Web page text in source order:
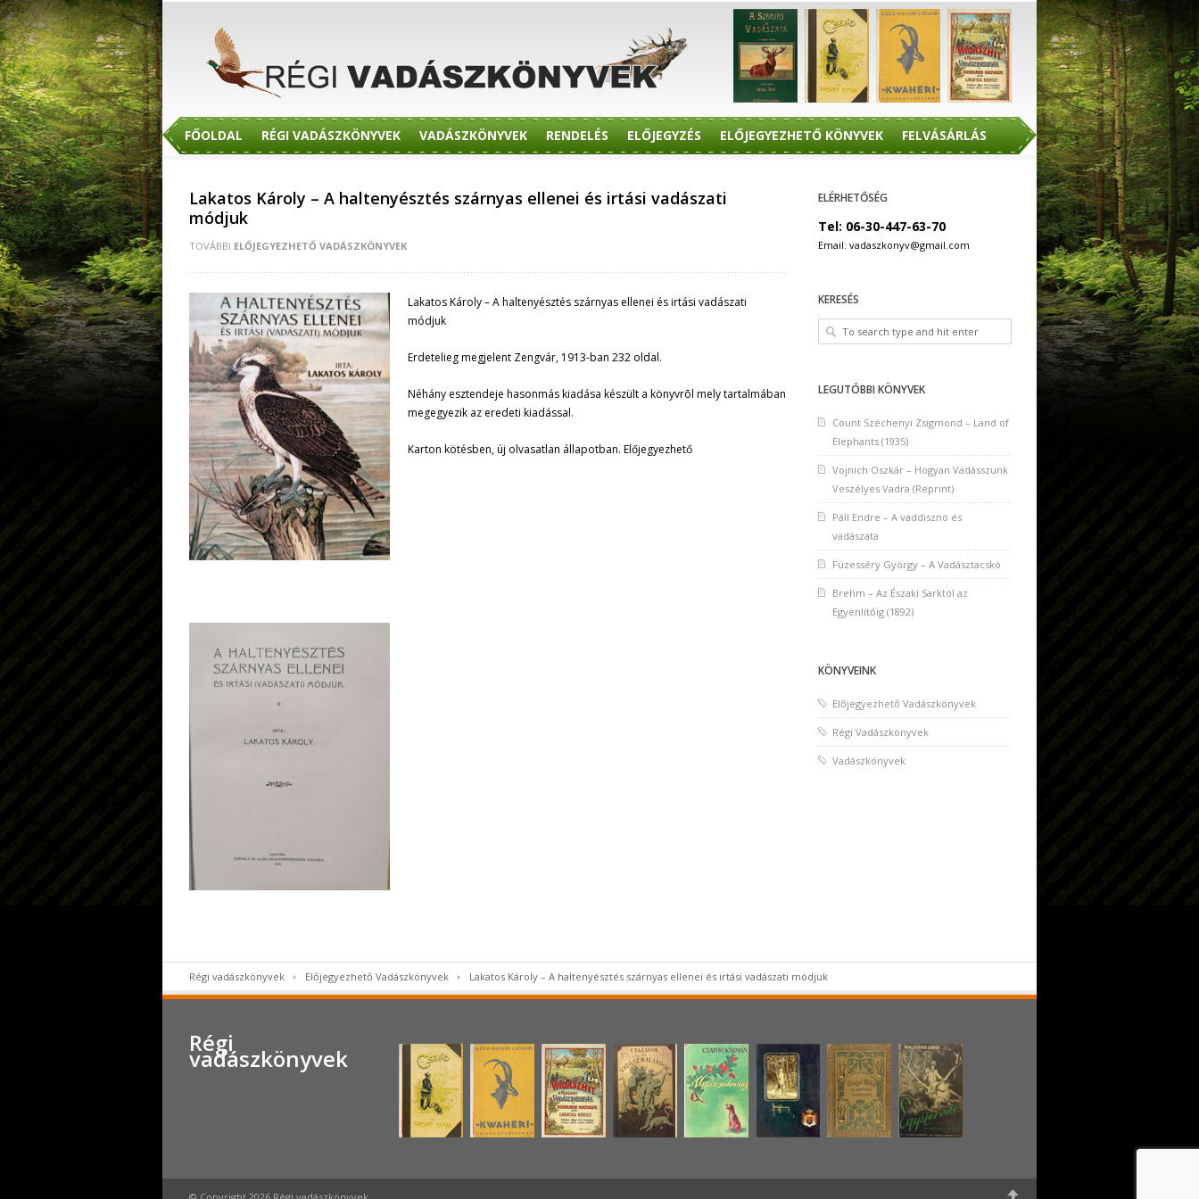
FŐOLDAL RÉGI VADÁSZKÖNYVEK VADÁSZKÖNYVEK RENDELÉS ELŐJEGYZÉS ELŐJEGYEZHETŐ KÖNYVEK FELVÁSÁRLÁS
Lakatos Károly – A haltenyésztés szárnyas ellenei és irtási vadászati
módjuk
TOVÁBBI ELŐJEGYEZHETŐ VADÁSZKÖNYVEK
Lakatos Károly – A haltenyésztés szárnyas ellenei és irtási vadászati
módjuk
Erdetelieg megjelent Zengvár, 1913-ban 232 oldal.
Néhány esztendeje hasonmás kiadása készült a könyvrõl mely tartalmában
megegyezik az eredeti kiadással.
Karton kötésben, új olvasatlan állapotban. Előjegyezhető
ELÉRHETŐSÉG
Tel: 06-30-447-63-70
Email: vadaszkonyv@gmail.com
KERESÉS
LEGUTÓBBI KÖNYVEK
Count Széchenyi Zsigmond – Land of
Elephants (1935)
Vojnich Oszkár – Hogyan Vadásszunk
Veszélyes Vadra (Reprint)
Páll Endre – A vaddisznó és
vadászata
Füzesséry György – A Vadásztacskó
Brehm – Az Északi Sarktól az
Egyenlítőig (1892)
KÖNYVEINK
Előjegyezhető Vadászkönyvek
Régi Vadászkönyvek
Vadászkönyvek
Régi vadászkönyvek Előjegyezhető Vadászkönyvek Lakatos Károly – A haltenyésztés szárnyas ellenei és irtási vadászati módjuk
Régi
vadászkönyvek